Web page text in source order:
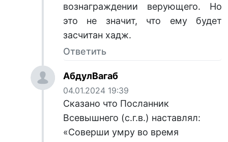
вознаграждении верующего. Но
это не значит, что ему будет
засчитан хадж.
Ответить
АбдулВагаб
04.01.2024 19:39
Сказано что Посланник
Всевышнего (с.г.в.) наставлял:
«Соверши умру во время